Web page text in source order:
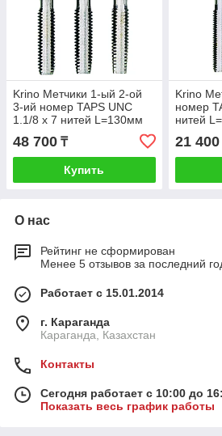
Krino Метчики 1-ый 2-ой
3-ий номер TAPS UNC
1.1/8 x 7 нитей L=130мм
48 700 ₸
Купить
Krino
номер
нитей
21 400
О нас
Рейтинг не сформирован
Менее 5 отзывов за последний
Работает с 15.01.2014
г. Караганда
Караганда, Казахстан
Контакты
Сегодня работает с 10:00 до
Показать весь график работы